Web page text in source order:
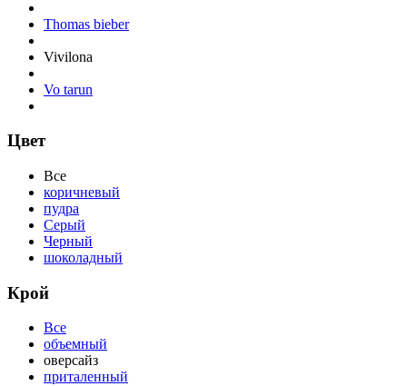
Thomas bieber
Vivilona
Vo tarun
Цвет
Все
коричневый
пудра
Серый
Черный
шоколадный
Крой
Все
объемный
оверсайз
приталенный